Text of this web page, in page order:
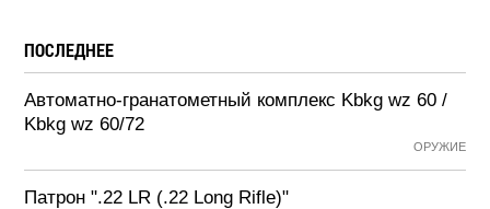
ПОСЛЕДНЕЕ
Автоматно-гранатометный комплекс Kbkg wz 60 /
Kbkg wz 60/72
ОРУЖИЕ
Патрон ".22 LR (.22 Long Rifle)"